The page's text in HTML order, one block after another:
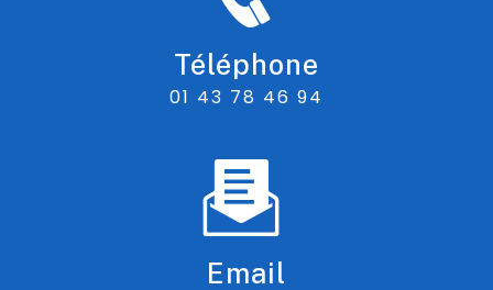
Téléphone
01 43 78 46 94
Email